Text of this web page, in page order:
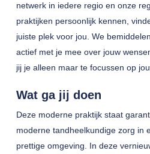
netwerk in iedere regio en onze
praktijken persoonlijk kennen,
juiste plek voor jou. We
actief met je mee over jouw
jij je alleen maar te focussen op
Wat ga jij doen
Deze moderne praktijk staat
moderne tandheelkundige zorg in
prettige omgeving. In deze